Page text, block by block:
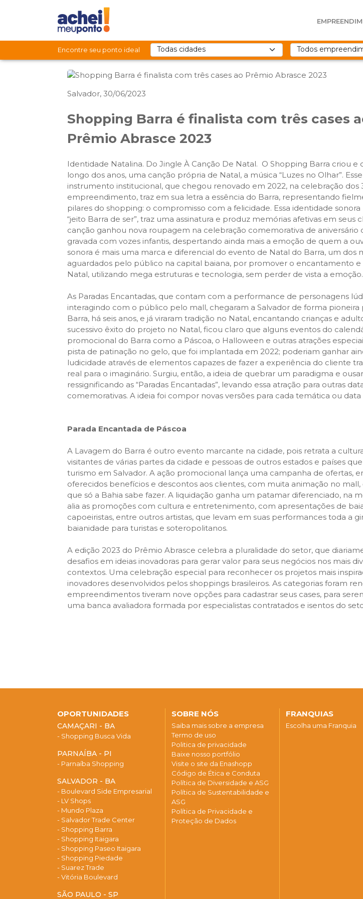
Encontre seu ponto ideal
Salvador, 30/06/2023
Shopping Barra é finalista com três cases
Prêmio Abrasce 2023
Identidade Natalina. Do Jingle À Canção De Natal. O Shopping Barra criou e
longo dos anos, uma canção própria de Natal, a música “Luzes no Olhar”.
instrumento institucional, que chegou renovado em 2022, na celebração dos
empreendimento, traz em sua letra a essência do Barra, representando
pilares do shopping: o compromisso com a felicidade. Essa identidade
“jeito Barra de ser”, traz uma assinatura e produz memórias afetivas em seus
canção ganhou nova roupagem na celebração comemorativa de aniversário
gravada com vozes infantis, despertando ainda mais a emoção de quem a
sonora é mais uma marca e diferencial do evento de Natal do Barra, um dos
aguardados pelo público na capital baiana, por promover o encantamento e
Natal, utilizando mega estruturas e tecnologia, sem perder de vista a emoção.
As Paradas Encantadas, que contam com a performance de personagens
interagindo com o público pelo mall, chegaram a Salvador de forma pioneira
Barra, há seis anos, e já viraram tradição no Natal, encantando crianças e
sucessivo êxito do projeto no Natal, ficou claro que alguns eventos do
promocional do Barra como a Páscoa, o Halloween e outras atrações
pista de patinação no gelo, que foi implantada em 2022; poderiam ganhar
ludicidade através de elementos capazes de fazer a experiência do cliente
real para o imaginário. Surgiu, então, a ideia de quebrar um paradigma e
ressignificando as “Paradas Encantadas”, levando essa atração para outras
comemorativas. A ideia foi compor novas versões para cada temática ou
Parada Encantada de Páscoa
A Lavagem do Barra é outro evento marcante na cidade, pois retrata a
visitantes de várias partes da cidade e pessoas de outros estados e países
turismo em Salvador. A ação promocional lança uma campanha de ofertas,
oferecidos benefícios e descontos aos clientes, com muita animação no
que só a Bahia sabe fazer. A liquidação ganha um patamar diferenciado, na
alia as promoções com cultura e entretenimento, com apresentações de
capoeiristas, entre outros artistas, que levam em suas performances toda a
baianidade para turistas e soteropolitanos.
A edição 2023 do Prêmio Abrasce celebra a pluralidade do setor, que
desafios em ideias inovadoras para gerar valor para seus negócios nos mais
contextos. Uma celebração especial para reconhecer os projetos mais
inovadores desenvolvidos pelos shoppings brasileiros. As categorias foram
empreendimentos tiveram nove opções para cadastrar seus cases, para
uma banca avaliadora formada por especialistas contratados e isentos do
OPORTUNIDADES
CAMAÇARI - BA
- Shopping Busca Vida
PARNAÍBA - PI
- Parnaíba Shopping
SALVADOR - BA
- Boulevard Side Empresarial
- LV Shops
- Mundo Plaza
- Salvador Trade Center
- Shopping Barra
- Shopping Itaigara
- Shopping Paseo Itaigara
- Shopping Piedade
- Suarez Trade
- Vitória Boulevard
SÃO PAULO - SP
SOBRE NÓS
Saiba mais sobre a empresa
Termo de uso
Politica de privacidade
Baixe nosso portfólio
Visite o site da Enashopp
Código de Ética e Conduta
Política de Diversidade e ASG
Política de Sustentabilidade e
ASG
Política de Privacidade e
Proteção de Dados
FRANQUIAS
Escolha uma Franquia